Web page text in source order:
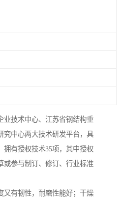
业技术中心、江苏省钢结构重
究中心两大技术研发平台，具
拥有授权技术35项，其中授权
或参与制订、修订、行业标准
又有韧性，耐磨性能好；干燥